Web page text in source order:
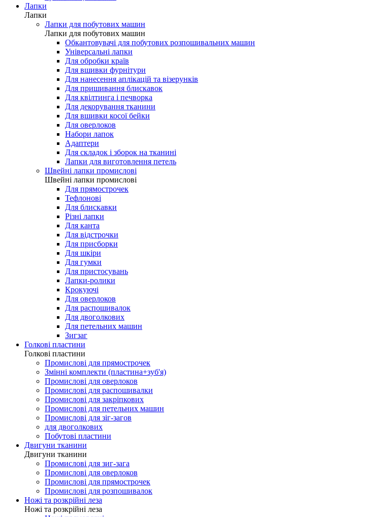
Ручні швацькі голки
Лапки
Лапки для побутових машин
Лапки для побутових машин
Обкантовувачі для побутових розпошивальних машин
Універсальні лапки
Для обробки країв
Для вшивки фурнітури
Для нанесення аплікацій та візерунків
Для пришивання блискавок
Для квілтинга і печворка
Для декорування тканини
Для вшивки косої бейки
Для оверлоков
Набори лапок
Адаптери
Для складок і зборок на тканині
Лапки для виготовлення петель
Швейні лапки промислові
Швейні лапки промислові
Для прямострочек
Тефлонові
Для блискавки
Різні лапки
Для канта
Для відстрочки
Для присборки
Для шкіри
Для гумки
Для пристосувань
Лапки-ролики
Крокуючі
Для оверлоков
Для распошивалок
Для двоголкових
Для петельних машин
Зигзаг
Голкові пластини
Голкові пластини
Промислові для прямострочек
Змінні комплекти (пластина+зуб'я)
Промислові для оверлоков
Промислові для распошивалки
Промислові для закріпкових
Промислові для петельних машин
Промислові для зіг-загов
для двоголкових
Побутові пластини
Двигуни тканини
Двигуни тканини
Промислові для зиг-зага
Промислові для оверлоков
Промислові для прямострочек